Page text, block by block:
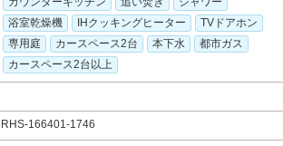
浴室乾燥機
IHクッキングヒーター
TVドアホン
専用庭
カースペース2台 本下水
都市ガス
カースペース2台以上
RHS-166401-1746